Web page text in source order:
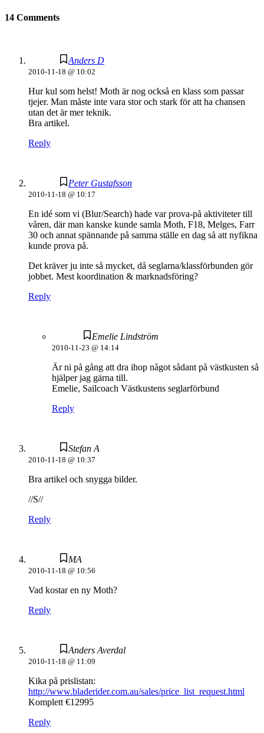
14 Comments
Anders D
2010-11-18 @ 10:02
Hur kul som helst! Moth är nog också en klass som passar
tjejer. Man måste inte vara stor och stark för att ha chansen
utan det är mer teknik.
Bra artikel.
Reply
Peter Gustafsson
2010-11-18 @ 10:17
En idé som vi (Blur/Search) hade var prova-på aktiviteter till
våren, där man kanske kunde samla Moth, F18, Melges, Farr
30 och annat spännande på samma ställe en dag så att nyfikna
kunde prova på.
Det kräver ju inte så mycket, då seglarna/klassförbunden gör
jobbet. Mest koordination & marknadsföring?
Reply
Emelie Lindström
2010-11-23 @ 14:14
Är ni på gång att dra ihop något sådant på västkusten så
hjälper jag gärna till.
Emelie, Sailcoach Västkustens seglarförbund
Reply
Stefan A
2010-11-18 @ 10:37
Bra artikel och snygga bilder.
//S//
Reply
MA
2010-11-18 @ 10:56
Vad kostar en ny Moth?
Reply
Anders Averdal
2010-11-18 @ 11:09
Kika på prislistan:
http://www.bladerider.com.au/sales/price_list_request.html
Komplett €12995
Reply